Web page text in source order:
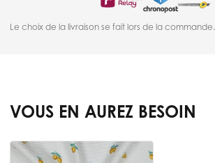
Le choix de la livraison se fait lors de la commande.
VOUS EN AUREZ BESOIN
Press to skip carousel